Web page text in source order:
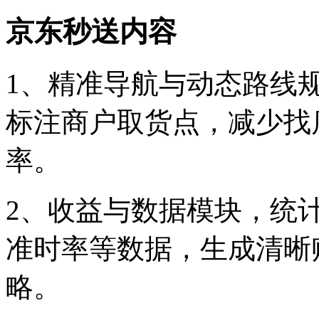
京东秒送内容
1、精准导航与动态路线
标注商户取货点，减少
率。
2、收益与数据模块，统
准时率等数据，生成清
略。